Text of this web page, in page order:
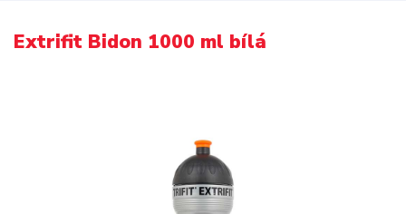
Extrifit Bidon 1000 ml bílá